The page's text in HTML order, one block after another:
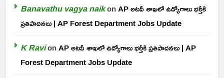
Banavathu vagya naikonAP అటవీ శాఖలో ఉద్యోగాలు భర్తీకి
ప్రతిపాదనలు | AP Forest Department Jobs Update
K RavionAP అటవీ శాఖలో ఉద్యోగాలు భర్తీకి ప్రతిపాదనలు | AP
Forest Department Jobs Update